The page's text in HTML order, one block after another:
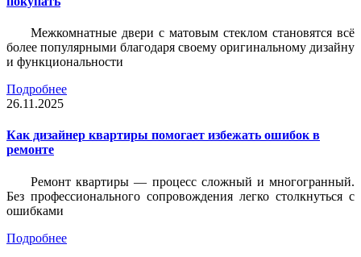
Межкомнатные двери с матовым стеклом становятся всё
более популярными благодаря своему оригинальному дизайну
и функциональности
Подробнее
26.11.2025
Как дизайнер квартиры помогает избежать ошибок в
ремонте
Ремонт квартиры — процесс сложный и многогранный.
Без профессионального сопровождения легко столкнуться с
ошибками
Подробнее